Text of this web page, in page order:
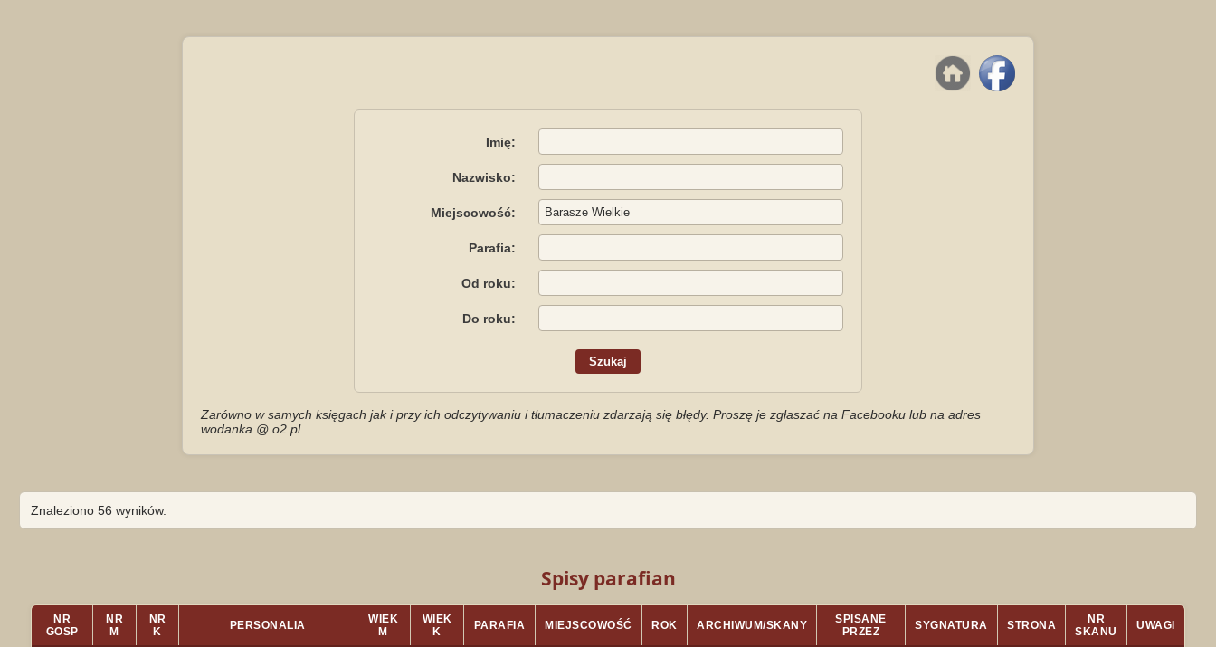
Imię:
Nazwisko:
Miejscowość:
Parafia:
Od roku:
Do roku:
Zarówno w samych księgach jak i przy ich odczytywaniu i tłumaczeniu zdarzają się błędy. Proszę je zgłaszać na Facebooku lub na adres
wodanka @ o2.pl
Znaleziono 56 wyników.
Spisy parafian
NR
GOSP
NR
M
NR
K
PERSONALIA
WIEK
M
WIEK
K
PARAFIA MIEJSCOWOŚĆ ROK ARCHIWUM/SKANY
SPISANE
PRZEZ
SYGNATURA STRONA
NR
SKANU
UWAGI